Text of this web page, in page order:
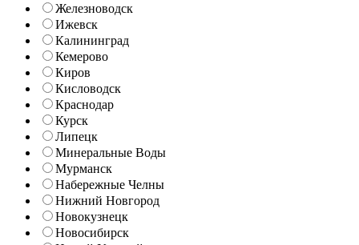
Железноводск
Ижевск
Калининград
Кемерово
Киров
Кисловодск
Краснодар
Курск
Липецк
Минеральные Воды
Мурманск
Набережные Челны
Нижний Новгород
Новокузнецк
Новосибирск